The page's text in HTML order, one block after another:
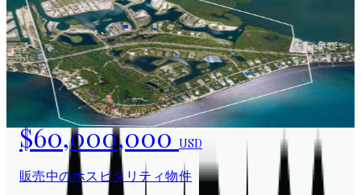
$60,000,000USD
販売中のホスピタリティ物件